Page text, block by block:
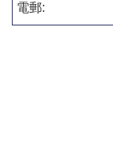
電郵: